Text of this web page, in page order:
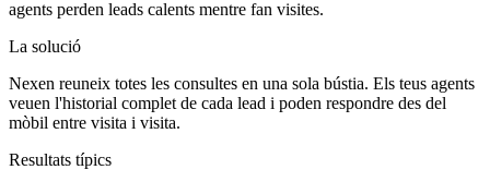
agents perden leads calents mentre fan visites.
La solució
Nexen reuneix totes les consultes en una sola bústia. Els teus agents
veuen l'historial complet de cada lead i poden respondre des del
mòbil entre visita i visita.
Resultats típics